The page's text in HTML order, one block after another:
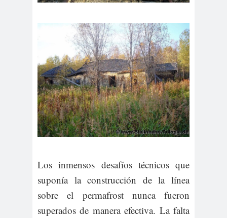
Los inmensos desafíos técnicos que
suponía la construcción de la línea
sobre el permafrost nunca fueron
superados de manera efectiva. La falta